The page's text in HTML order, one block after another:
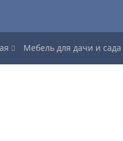
Мебель для дачи и сада